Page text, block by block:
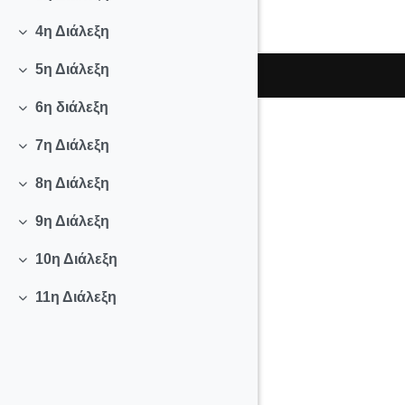
Σύμπτυξη
4η Διάλεξη
Σύμπτυξη
5η Διάλεξη
Σύμπτυξη
6η διάλεξη
Σύμπτυξη
7η Διάλεξη
Σύμπτυξη
8η Διάλεξη
Σύμπτυξη
9η Διάλεξη
Σύμπτυξη
10η Διάλεξη
Σύμπτυξη
11η Διάλεξη